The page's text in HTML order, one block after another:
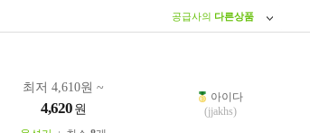
공급사의 다른상품
최저 4,610원 ~
4,620 원
아이다
(jjakhs)